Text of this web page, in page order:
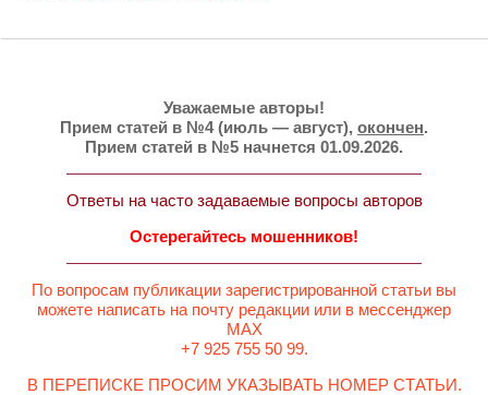
Уважаемые авторы!
Прием статей в №4 (июль — август), окончен.
Прием статей в №5 начнется 01.09.2026.
Ответы на часто задаваемые вопросы авторов
Остерегайтесь мошенников!
По вопросам публикации зарегистрированной статьи вы
можете написать на почту редакции или в мессенджер
MAX
+7 925 755 50 99.
В ПЕРЕПИСКЕ ПРОСИМ УКАЗЫВАТЬ НОМЕР СТАТЬИ.